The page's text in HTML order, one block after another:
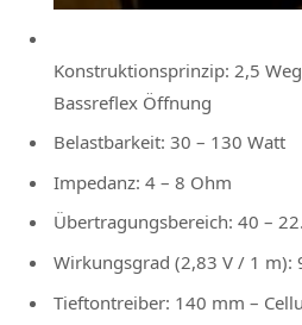
Konstruktionsprinzip: 2,5
Bassreflex Öffnung
Belastbarkeit: 30 – 130 Watt
Impedanz: 4 – 8 Ohm
Übertragungsbereich: 40 –
Wirkungsgrad (2,83 V / 1 m):
Tieftontreiber: 140 mm –